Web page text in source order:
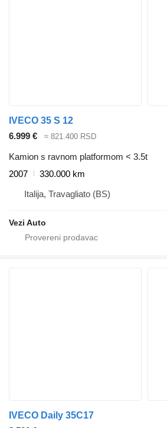
IVECO 35 S 12
6.999 €
≈ 821.400 RSD
Kamion s ravnom platformom < 3.5t
2007
330.000 km
Italija, Travagliato (BS)
Vezi Auto
IVECO Daily 35C17